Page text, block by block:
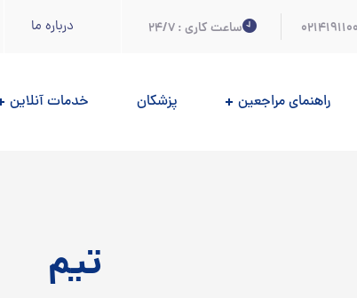
ساعت کاری : 24/7 درباره ما
راهنمای مراجعين پزشکان خدمات آنلاین
تیم